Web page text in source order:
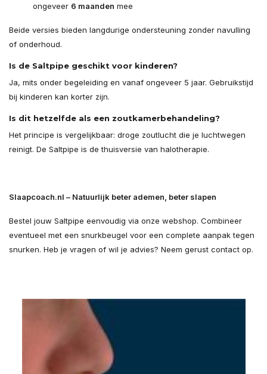
ongeveer 6 maanden mee
Beide versies bieden langdurige ondersteuning zonder navulling
of onderhoud.
Is de Saltpipe geschikt voor kinderen?
Ja, mits onder begeleiding en vanaf ongeveer 5 jaar. Gebruikstijd
bij kinderen kan korter zijn.
Is dit hetzelfde als een zoutkamerbehandeling?
Het principe is vergelijkbaar: droge zoutlucht die je luchtwegen
reinigt. De Saltpipe is de thuisversie van halotherapie.
Slaapcoach.nl – Natuurlijk beter ademen, beter slapen
Bestel jouw Saltpipe eenvoudig via onze webshop. Combineer
eventueel met een snurkbeugel voor een complete aanpak tegen
snurken. Heb je vragen of wil je advies? Neem gerust contact op.